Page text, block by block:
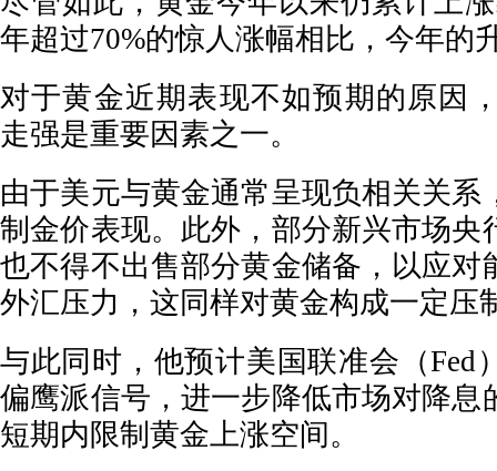
年超过70%的惊人涨幅相比，今年的
对于黄金近期表现不如预期的原因
走强是重要因素之一。
由于美元与黄金通常呈现负相关关系
制金价表现。此外，部分新兴市场央
也不得不出售部分黄金储备，以应对
外汇压力，这同样对黄金构成一定压
与此同时，他预计美国联准会（Fed
偏鹰派信号，进一步降低市场对降息
短期内限制黄金上涨空间。